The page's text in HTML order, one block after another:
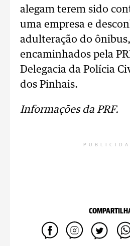
alegam terem sido
uma empresa e
adulteração do
encaminhados pela
Delegacia da Polícia
dos Pinhais.
Informações da PRF.